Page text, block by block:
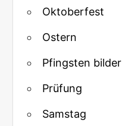
Oktoberfest
Ostern
Pfingsten bilder
Prüfung
Samstag